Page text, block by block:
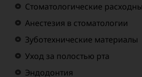
Стоматологические
Анестезия в стоматологии
Зуботехнические материалы
Уход за полостью рта
Эндодонтия